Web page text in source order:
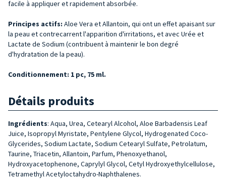
facile à appliquer et rapidement absorbée.
Principes actifs: Aloe Vera et Allantoin, qui ont un effet apaisant sur
la peau et contrecarrent l'apparition d'irritations, et avec Urée et
Lactate de Sodium (contribuent à maintenir le bon degré
d'hydratation de la peau).
Conditionnement: 1 pc, 75 ml.
Détails produits
Ingrédients: Aqua, Urea, Cetearyl Alcohol, Aloe Barbadensis Leaf
Juice, Isopropyl Myristate, Pentylene Glycol, Hydrogenated Coco-
Glycerides, Sodium Lactate, Sodium Cetearyl Sulfate, Petrolatum,
Taurine, Triacetin, Allantoin, Parfum, Phenoxyethanol,
Hydroxyacetophenone, Caprylyl Glycol, Cetyl Hydroxyethylcellulose,
Tetramethyl Acetyloctahydro-Naphthalenes.